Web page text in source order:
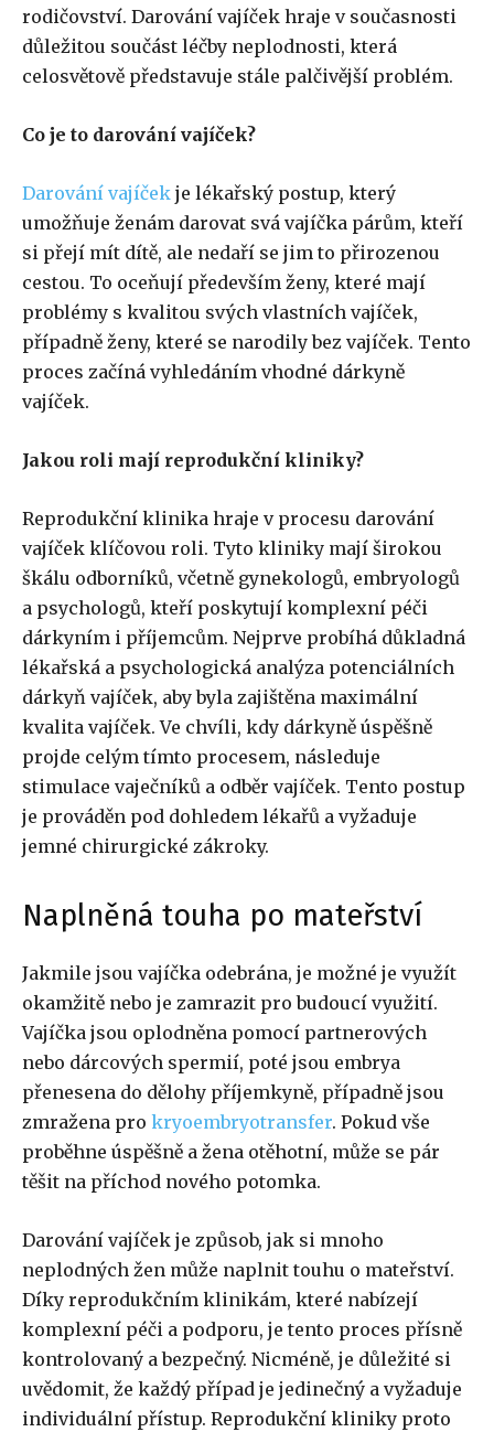
rodičovství. Darování vajíček hraje v současnosti
důležitou součást léčby neplodnosti, která
celosvětově představuje stále palčivější problém.
Co je to darování vajíček?
Darování vajíček je lékařský postup, který
umožňuje ženám darovat svá vajíčka párům, kteří
si přejí mít dítě, ale nedaří se jim to přirozenou
cestou. To oceňují především ženy, které mají
problémy s kvalitou svých vlastních vajíček,
případně ženy, které se narodily bez vajíček. Tento
proces začíná vyhledáním vhodné dárkyně
vajíček.
Jakou roli mají reprodukční kliniky?
Reprodukční klinika hraje v procesu darování
vajíček klíčovou roli. Tyto kliniky mají širokou
škálu odborníků, včetně gynekologů, embryologů
a psychologů, kteří poskytují komplexní péči
dárkyním i příjemcům. Nejprve probíhá důkladná
lékařská a psychologická analýza potenciálních
dárkyň vajíček, aby byla zajištěna maximální
kvalita vajíček. Ve chvíli, kdy dárkyně úspěšně
projde celým tímto procesem, následuje
stimulace vaječníků a odběr vajíček. Tento postup
je prováděn pod dohledem lékařů a vyžaduje
jemné chirurgické zákroky.
Naplněná touha po mateřství
Jakmile jsou vajíčka odebrána, je možné je využít
okamžitě nebo je zamrazit pro budoucí využití.
Vajíčka jsou oplodněna pomocí partnerových
nebo dárcových spermií, poté jsou embrya
přenesena do dělohy příjemkyně, případně jsou
zmražena pro kryoembryotransfer. Pokud vše
proběhne úspěšně a žena otěhotní, může se pár
těšit na příchod nového potomka.
Darování vajíček je způsob, jak si mnoho
neplodných žen může naplnit touhu o mateřství.
Díky reprodukčním klinikám, které nabízejí
komplexní péči a podporu, je tento proces přísně
kontrolovaný a bezpečný. Nicméně, je důležité si
uvědomit, že každý případ je jedinečný a vyžaduje
individuální přístup. Reprodukční kliniky proto